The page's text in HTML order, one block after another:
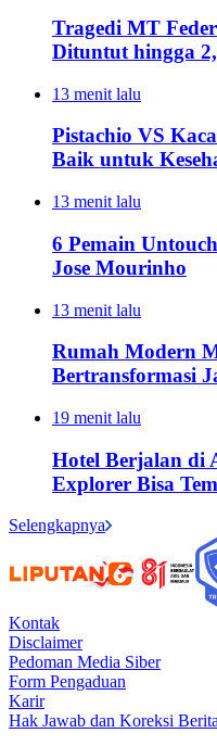
Tragedi MT
Dituntut hingga
13 menit lalu
Pistachio VS
Baik untuk
13 menit lalu
6 Pemain
Jose Mourinho
13 menit lalu
Rumah Modern
Bertransformasi
19 menit lalu
Hotel Berjalan di
Explorer Bisa
Selengkapnya
Kontak
Disclaimer
Pedoman Media Siber
Form Pengaduan
Karir
Hak Jawab dan Koreksi Berita